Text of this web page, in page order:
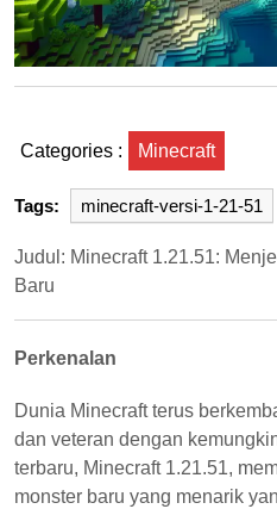
Categories : Minecraft
Tags: minecraft-versi-1-21-51
Judul: Minecraft 1.21.51:
Baru
Perkenalan
Dunia Minecraft terus
dan veteran dengan
terbaru, Minecraft 1.21.51,
monster baru yang menarik